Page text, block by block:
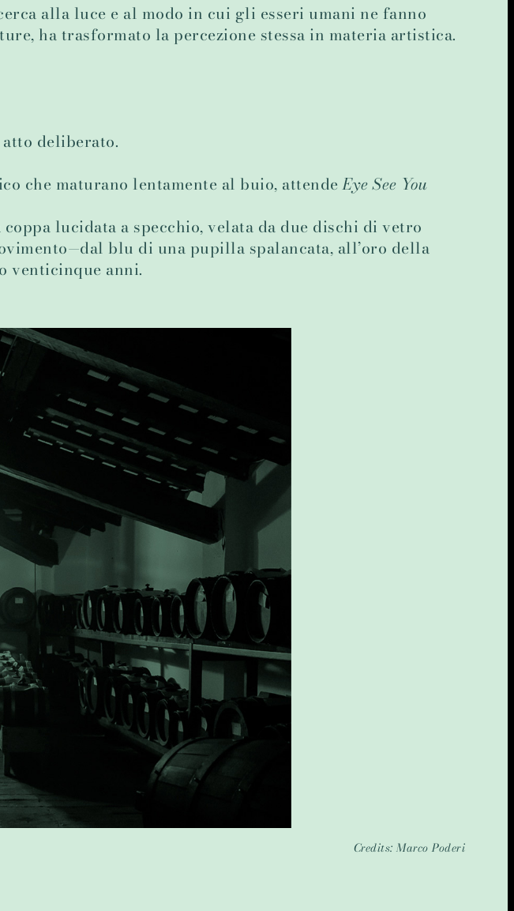
alla luce e al modo in cui gli esseri umani ne fanno
ha trasformato la percezione stessa in materia artistica.
deliberato.
che maturano lentamente al buio, attendeEye See You
lucidata a specchio, velata da due dischi di vetro
blu di una pupilla spalancata, all’oro della
venticinque anni.
Credits: Marco Poderi